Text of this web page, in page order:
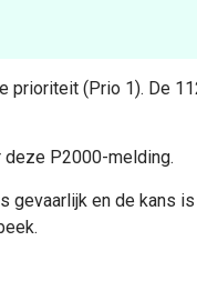
prioriteit (Prio 1). De
deze P2000-melding.
en de kans